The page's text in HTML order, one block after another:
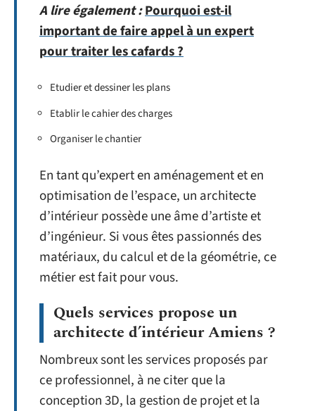
A lire également :Pourquoi est-il
important de faire appel à un expert
pour traiter les cafards ?
Etudier et dessiner les plans
Etablir le cahier des charges
Organiser le chantier
En tant qu’expert en aménagement et en
optimisation de l’espace, un architecte
d’intérieur possède une âme d’artiste et
d’ingénieur. Si vous êtes passionnés des
matériaux, du calcul et de la géométrie, ce
métier est fait pour vous.
Quels services propose un
architecte d’intérieur Amiens ?
Nombreux sont les services proposés par
ce professionnel, à ne citer que la
conception 3D, la gestion de projet et la